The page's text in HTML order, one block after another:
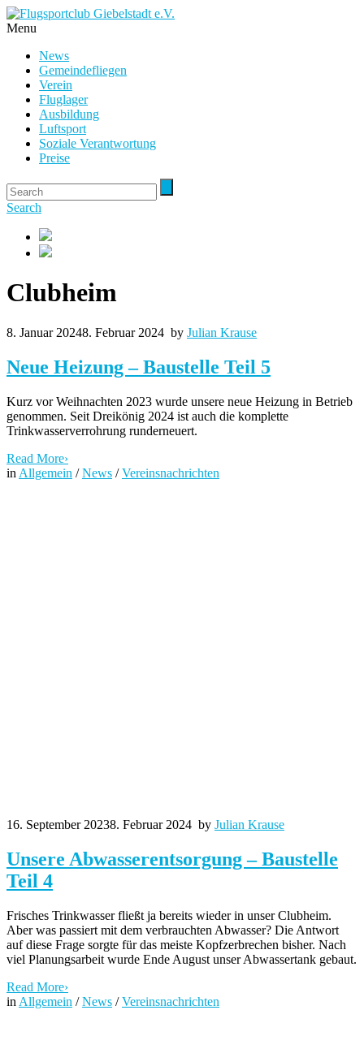
Menu
News
Gemeindefliegen
Verein
Fluglager
Ausbildung
Luftsport
Soziale Verantwortung
Preise
Search
Clubheim
8. Januar 20248. Februar 2024 by Julian Krause
Neue Heizung – Baustelle Teil 5
Kurz vor Weihnachten 2023 wurde unsere neue Heizung in Betrieb
genommen. Seit Dreikönig 2024 ist auch die komplette
Trinkwasserverrohrung runderneuert.
Read More›
in Allgemein /News /Vereinsnachrichten
16. September 20238. Februar 2024 by Julian Krause
Unsere Abwasserentsorgung – Baustelle
Teil 4
Frisches Trinkwasser fließt ja bereits wieder in unser Clubheim.
Aber was passiert mit dem verbrauchten Abwasser? Die Antwort
auf diese Frage sorgte für das meiste Kopfzerbrechen bisher. Nach
viel Planungsarbeit wurde Ende August unser Abwassertank gebaut.
Read More›
in Allgemein /News /Vereinsnachrichten